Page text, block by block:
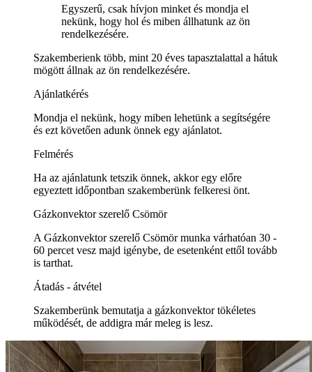
Egyszerű, csak hívjon minket és mondja el
nekünk, hogy hol és miben állhatunk az ön
rendelkezésére.
Szakemberienk több, mint 20 éves tapasztalattal a hátuk
mögött állnak az ön rendelkezésére.
Ajánlatkérés
Mondja el nekünk, hogy miben lehetünk a segítségére
és ezt követően adunk önnek egy ajánlatot.
Felmérés
Ha az ajánlatunk tetszik önnek, akkor egy előre
egyeztett időpontban szakemberünk felkeresi önt.
Gázkonvektor szerelő Csömör
A Gázkonvektor szerelő Csömör munka várhatóan 30 -
60 percet vesz majd igénybe, de esetenként ettől tovább
is tarthat.
Átadás - átvétel
Szakemberünk bemutatja a gázkonvektor tökéletes
működését, de addigra már meleg is lesz.